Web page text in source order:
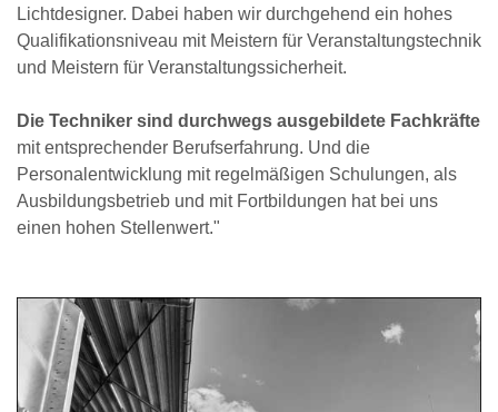
Lichtdesigner. Dabei haben wir durchgehend ein hohes
Qualifikationsniveau mit Meistern für Veranstaltungstechnik
und Meistern für Veranstaltungssicherheit.
Die Techniker sind durchwegs ausgebildete Fachkräfte
mit entsprechender Berufserfahrung. Und die
Personalentwicklung mit regelmäßigen Schulungen, als
Ausbildungsbetrieb und mit Fortbildungen hat bei uns
einen hohen Stellenwert."